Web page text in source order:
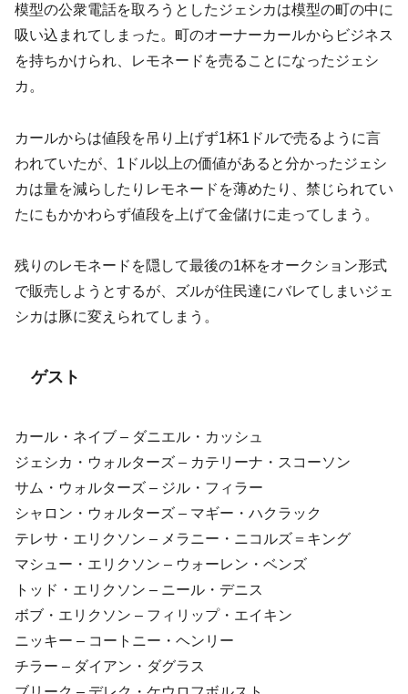
模型の公衆電話を取ろうとしたジェシカは模型の町の中に
吸い込まれてしまった。町のオーナーカールからビジネス
を持ちかけられ、レモネードを売ることになったジェシ
カ。
カールからは値段を吊り上げず1杯1ドルで売るように言
われていたが、1ドル以上の価値があると分かったジェシ
カは量を減らしたりレモネードを薄めたり、禁じられてい
たにもかかわらず値段を上げて金儲けに走ってしまう。
残りのレモネードを隠して最後の1杯をオークション形式
で販売しようとするが、ズルが住民達にバレてしまいジェ
シカは豚に変えられてしまう。
ゲスト
カール・ネイブ – ダニエル・カッシュ
ジェシカ・ウォルターズ – カテリーナ・スコーソン
サム・ウォルターズ – ジル・フィラー
シャロン・ウォルターズ – マギー・ハクラック
テレサ・エリクソン – メラニー・ニコルズ＝キング
マシュー・エリクソン – ウォーレン・ベンズ
トッド・エリクソン – ニール・デニス
ボブ・エリクソン – フィリップ・エイキン
ニッキー – コートニー・ヘンリー
チラー – ダイアン・ダグラス